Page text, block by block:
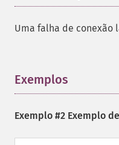
Uma falha de conexão
Exemplos
Exemplo #2 Exemplo de